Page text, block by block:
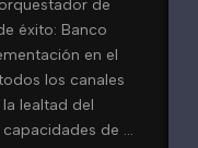
de
éxito: Banco
en el
los canales
lealtad del
capacidades de …